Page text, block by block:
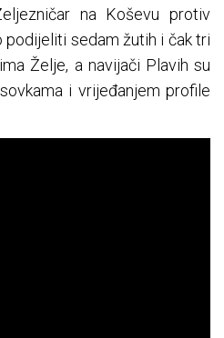
na Koševu protiv
podijeliti sedam žutih i čak tri
Želje, a navijači Plavih su
i vrijeđanjem profile